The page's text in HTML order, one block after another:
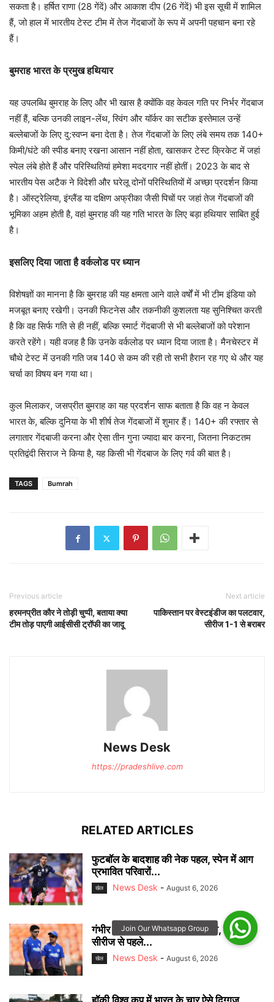
सकता है। हर्षित राणा (28 गेंदें) और आकाश दीप (26 गेंदें) भी इस सूची में शामिल
हैं, जो हाल में भारतीय टेस्ट टीम में तेज गेंदबाजों के रूप में अपनी पहचान बना रहे
हैं।
बुमराह भारत के प्रमुख हथियार
यह उपलब्धि बुमराह के लिए और भी खास है क्योंकि वह केवल गति पर निर्भर गेंदबाज
नहीं हैं, बल्कि उनकी लाइन-लेंथ, स्विंग और यॉर्कर का सटीक इस्तेमाल उन्हें
बल्लेबाजों के लिए दु:स्वप्न बना देता है। तेज गेंदबाजों के लिए लंबे समय तक 140+
किमी/घंटे की स्पीड बनाए रखना आसान नहीं होता, खासकर टेस्ट क्रिकेट में जहां
स्पेल लंबे होते हैं और परिस्थितियां हमेशा मददगार नहीं होतीं। 2023 के बाद से
भारतीय पेस अटैक ने विदेशी और घरेलू दोनों परिस्थितियों में अच्छा प्रदर्शन किया
है। ऑस्ट्रेलिया, इंग्लैंड या दक्षिण अफ्रीका जैसी पिचों पर जहां तेज गेंदबाजों की
भूमिका अहम होती है, वहां बुमराह की यह गति भारत के लिए बड़ा हथियार साबित हुई
है।
इसलिए दिया जाता है वर्कलोड पर ध्यान
विशेषज्ञों का मानना है कि बुमराह की यह क्षमता आने वाले वर्षों में भी टीम इंडिया को
मजबूत बनाए रखेगी। उनकी फिटनेस और तकनीकी कुशलता यह सुनिश्चित करती
है कि वह सिर्फ गति से ही नहीं, बल्कि स्मार्ट गेंदबाजी से भी बल्लेबाजों को परेशान
करते रहेंगे। यही वजह है कि उनके वर्कलोड पर ध्यान दिया जाता है। मैनचेस्टर में
चौथे टेस्ट में उनकी गति जब 140 से कम की रही तो सभी हैरान रह गए थे और यह
चर्चा का विषय बन गया था।
कुल मिलाकर, जसप्रीत बुमराह का यह प्रदर्शन साफ बताता है कि वह न केवल
भारत के, बल्कि दुनिया के भी शीर्ष तेज गेंदबाजों में शुमार हैं। 140+ की रफ्तार से
लगातार गेंदबाजी करना और ऐसा तीन गुना ज्यादा बार करना, जितना निकटतम
प्रतिद्वंदी सिराज ने किया है, यह किसी भी गेंदबाज के लिए गर्व की बात है।
TAGS Bumrah
Previous article
हरमनप्रीत कौर ने तोड़ी चुप्पी, बताया क्या
टीम तोड़ पाएगी आईसीसी ट्रॉफी का जादू
Next article
पाकिस्तान पर वेस्टइंडीज का पलटवार,
सीरीज 1-1 से बराबर
News Desk
https://pradeshlive.com
RELATED ARTICLES
फुटबॉल के बादशाह की नेक पहल, स्पेन में आग
प्रभावित परिवारों...
खेल News Desk - August 6, 2026
गंभीर बोले- यही होगा जीत का रास्ता, श्रीलंका
सीरीज से पहले...
खेल News Desk - August 6, 2026